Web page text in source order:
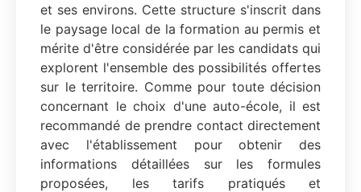
et ses environs. Cette structure s'inscrit dans
le paysage local de la formation au permis et
mérite d'être considérée par les candidats qui
explorent l'ensemble des possibilités offertes
sur le territoire. Comme pour toute décision
concernant le choix d'une auto-école, il est
recommandé de prendre contact directement
avec l'établissement pour obtenir des
informations détaillées sur les formules
proposées, les tarifs pratiqués et